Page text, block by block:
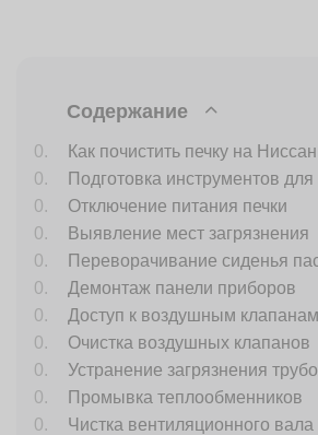
Содержание
Как почистить печку на
Подготовка инструментов для
Отключение питания печки
Выявление мест загрязнения
Переворачивание сиденья
Демонтаж панели приборов
Доступ к воздушным
Очистка воздушных клапанов
Устранение загрязнения
Промывка теплообменников
Чистка вентиляционного